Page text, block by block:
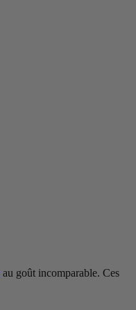
au goût incomparable. Ces